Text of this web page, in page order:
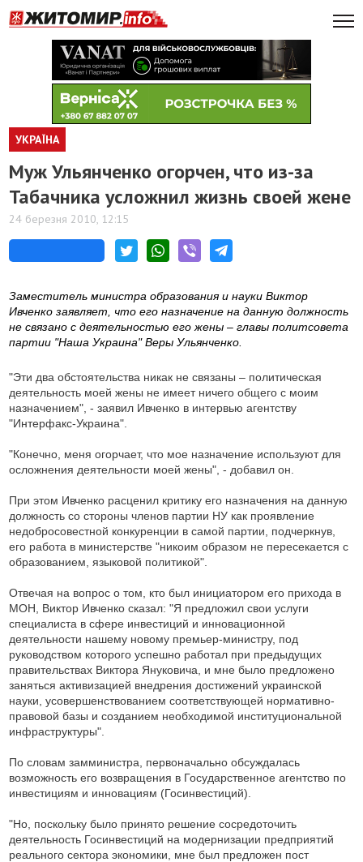
УКРАЇНА
Муж Ульянченко огорчен, что из-за
Табачника усложнил жизнь своей жене
24 березня 2010, 12:15
Заместитель министра образования и науки Виктор
Ивченко заявляет, что его назначение на данную должность
не связано с деятельностью его жены – главы политсовета
партии "Наша Украина" Веры Ульянченко.
"Эти два обстоятельства никак не связаны – политическая
деятельность моей жены не имеет ничего общего с моим
назначением", - заявил Ивченко в интервью агентству
"Интерфакс-Украина".
"Конечно, меня огорчает, что мое назначение используют для
осложнения деятельности моей жены", - добавил он.
При этом Ивченко расценил критику его назначения на данную
должность со стороны членов партии НУ как проявление
недобросовестной конкуренции в самой партии, подчеркнув,
его работа в министерстве "никоим образом не пересекается с
образованием, языковой политикой".
Отвечая на вопрос о том, кто был инициатором его прихода в
МОН, Виктор Ивченко сказал: "Я предложил свои услуги
специалиста в сфере инвестиций и инновационной
деятельности нашему новому премьер-министру, под
руководством которого успешно работал при предыдущих
правительствах Виктора Януковича, и мне было предложено
заняться активизацией внедрения достижений украинской
науки, усовершенствованием соответствующей нормативно-
правовой базы и созданием необходимой институциональной
инфраструктуры".
По словам замминистра, первоначально обсуждалась
возможность его возвращения в Государственное агентство по
инвестициям и инновациям (Госинвестиций).
"Но, поскольку было принято решение сосредоточить
деятельность Госинвестиций на модернизации предприятий
реального сектора экономики, мне был предложен пост